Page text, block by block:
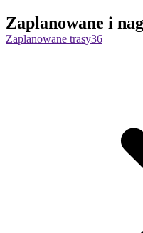
Zaplanowane i
Zaplanowane trasy36